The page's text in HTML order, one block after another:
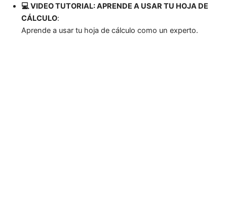
💻 VIDEO TUTORIAL: APRENDE A USAR TU HOJA DE
CÁLCULO:
Aprende a usar tu hoja de cálculo como un experto.